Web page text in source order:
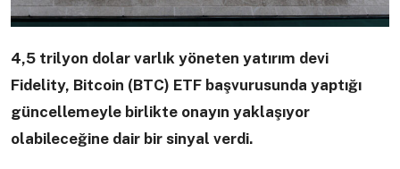
4,5 trilyon dolar varlık yöneten yatırım devi
Fidelity, Bitcoin (BTC) ETF başvurusunda yaptığı
güncellemeyle birlikte onayın yaklaşıyor
olabileceğine dair bir sinyal verdi.